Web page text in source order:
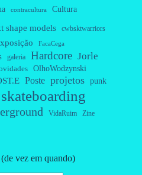
contracultura Cultura
shape models cwbsktwarriors
FacaCega
galeria Hardcore Jorle
OlhoWodzynski
Poste projetos punk
skateboarding
VidaRuim Zine
vez em quando)